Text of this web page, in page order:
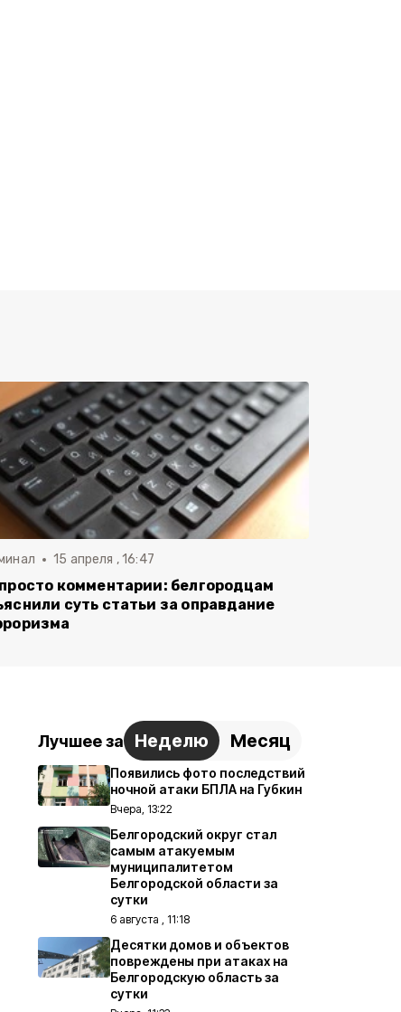
15 апреля , 16:47
комментарии: белгородцам
суть статьи за оправдание
Лучшее за Неделю Месяц
Появились фото последствий
ночной атаки БПЛА на Губкин
Вчера, 13:22
Белгородский округ стал
самым атакуемым
муниципалитетом
Белгородской области за
сутки
6 августа , 11:18
Десятки домов и объектов
повреждены при атаках на
Белгородскую область за
сутки